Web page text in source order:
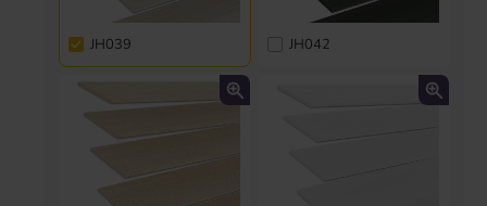
JH039 JH042